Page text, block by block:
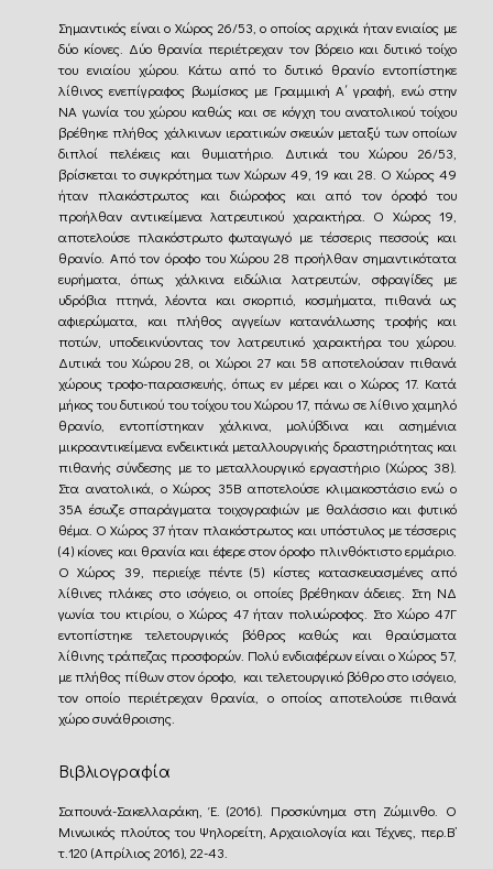
Σημαντικός είναι ο Χώρος 26/53, ο οποίος αρχικά ήταν ενιαίος με
δύο κίονες. Δύο θρανία περιέτρεχαν τον βόρειο και δυτικό τοίχο
του ενιαίου χώρου. Κάτω από το δυτικό θρανίο εντοπίστηκε
λίθινος ενεπίγραφος βωμίσκος με Γραμμική Α΄ γραφή, ενώ στην
ΝΑ γωνία του χώρου καθώς και σε κόγχη του ανατολικού τοίχου
βρέθηκε πλήθος χάλκινων ιερατικών σκευών μεταξύ των οποίων
διπλοί πελέκεις και θυμιατήριο. Δυτικά του Χώρου 26/53,
βρίσκεται το συγκρότημα των Χώρων 49, 19 και 28. Ο Χώρος 49
ήταν πλακόστρωτος και διώροφος και από τον όροφό του
προήλθαν αντικείμενα λατρευτικού χαρακτήρα. Ο Χώρος 19,
αποτελούσε πλακόστρωτο φωταγωγό με τέσσερις πεσσούς και
θρανίο. Από τον όροφο του Χώρου 28 προήλθαν σημαντικότατα
ευρήματα, όπως χάλκινα ειδώλια λατρευτών, σφραγίδες με
υδρόβια πτηνά, λέοντα και σκορπιό, κοσμήματα, πιθανά ως
αφιερώματα, και πλήθος αγγείων κατανάλωσης τροφής και
ποτών, υποδεικνύοντας τον λατρευτικό χαρακτήρα του χώρου.
Δυτικά του Χώρου 28, οι Χώροι 27 και 58 αποτελούσαν πιθανά
χώρους τροφο-παρασκευής, όπως εν μέρει και ο Χώρος 17. Κατά
μήκος του δυτικού του τοίχου του Χώρου 17, πάνω σε λίθινο χαμηλό
θρανίο, εντοπίστηκαν χάλκινα, μολύβδινα και ασημένια
μικροαντικείμενα ενδεικτικά μεταλλουργικής δραστηριότητας και
πιθανής σύνδεσης με το μεταλλουργικό εργαστήριο (Χώρος 38).
Στα ανατολικά, ο Χώρος 35Β αποτελούσε κλιμακοστάσιο ενώ ο
35Α έσωζε σπαράγματα τοιχογραφιών με θαλάσσιο και φυτικό
θέμα. Ο Χώρος 37 ήταν πλακόστρωτος και υπόστυλος με τέσσερις
(4) κίονες και θρανία και έφερε στον όροφο πλινθόκτιστο ερμάριο.
Ο Χώρος 39, περιείχε πέντε (5) κίστες κατασκευασμένες από
λίθινες πλάκες στο ισόγειο, οι οποίες βρέθηκαν άδειες. Στη ΝΔ
γωνία του κτιρίου, ο Χώρος 47 ήταν πολυώροφος. Στο Χώρο 47Γ
εντοπίστηκε τελετουργικός βόθρος καθώς και θραύσματα
λίθινης τράπεζας προσφορών. Πολύ ενδιαφέρων είναι ο Χώρος 57,
με πλήθος πίθων στον όροφο, και τελετουργικό βόθρο στο ισόγειο,
τον οποίο περιέτρεχαν θρανία, ο οποίος αποτελούσε πιθανά
χώρο συνάθροισης.
Βιβλιογραφία
Σαπουνά-Σακελλαράκη, Έ. (2016). Προσκύνημα στη Ζώμινθο. Ο
Mινωικός πλούτος του Ψηλορείτη, Αρχαιολογία και Τέχνες, περ.Β’
τ.120 (Απρίλιος 2016), 22-43.